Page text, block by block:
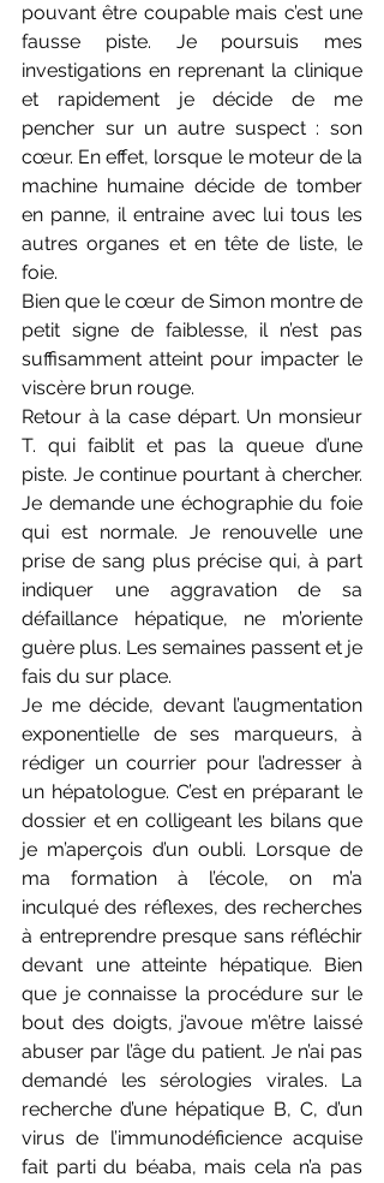
pouvant être coupable mais c’est une
fausse piste. Je poursuis mes
investigations en reprenant la clinique
et rapidement je décide de me
pencher sur un autre suspect : son
cœur. En effet, lorsque le moteur de la
machine humaine décide de tomber
en panne, il entraine avec lui tous les
autres organes et en tête de liste, le
foie.
Bien que le cœur de Simon montre de
petit signe de faiblesse, il n’est pas
suffisamment atteint pour impacter le
viscère brun rouge.
Retour à la case départ. Un monsieur
T. qui faiblit et pas la queue d’une
piste. Je continue pourtant à chercher.
Je demande une échographie du foie
qui est normale. Je renouvelle une
prise de sang plus précise qui, à part
indiquer une aggravation de sa
défaillance hépatique, ne m’oriente
guère plus. Les semaines passent et je
fais du sur place.
Je me décide, devant l’augmentation
exponentielle de ses marqueurs, à
rédiger un courrier pour l’adresser à
un hépatologue. C’est en préparant le
dossier et en colligeant les bilans que
je m’aperçois d’un oubli. Lorsque de
ma formation à l’école, on m’a
inculqué des réflexes, des recherches
à entreprendre presque sans réfléchir
devant une atteinte hépatique. Bien
que je connaisse la procédure sur le
bout des doigts, j’avoue m’être laissé
abuser par l’âge du patient. Je n’ai pas
demandé les sérologies virales. La
recherche d’une hépatique B, C, d’un
virus de l’immunodéficience acquise
fait parti du béaba, mais cela n’a pas